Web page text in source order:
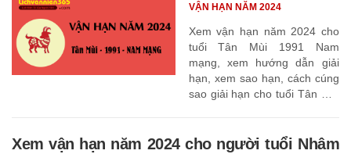
Xem vận hạn năm 2024 cho
tuổi Tân Mùi 1991 Nam
mạng, xem hướng dẫn giải
hạn, xem sao hạn, cách cúng
sao giải hạn cho tuổi Tân Mùi
VẬN HẠN NĂM 2024
Xem vận hạn năm 2024 cho người tuổi Nhâm